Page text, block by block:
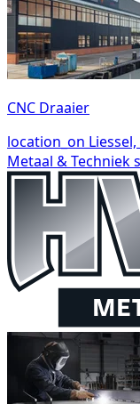
CNC Draaier
location_on
Metaal & Techniek